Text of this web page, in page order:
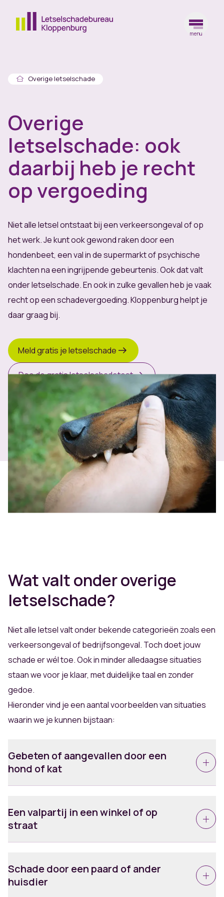
menu
Home
Overige letselschade
Overige
letselschade: ook
daarbij heb je recht
op vergoeding
Niet alle letsel ontstaat bij eenverkeersongevalof op
hetwerk. Je kunt ook gewond raken door een
hondenbeet, een val in de supermarkt of psychische
klachten na een ingrijpende gebeurtenis. Ook dat valt
onder letselschade. En ook in zulke gevallen heb je vaak
recht op een schadevergoeding. Kloppenburg helpt je
daar graag bij.
Meld gratis je letselschade
Doe de gratis letselschadetest
Wat valt onder overige
letselschade?
Niet alle letsel valt onder bekende categorieën zoals een
verkeersongeval of bedrijfsongeval. Toch doet jouw
schade er wél toe. Ook in minder alledaagse situaties
staan we voor je klaar, met duidelijke taal en zonder
gedoe.
Hieronder vind je een aantal voorbeelden van situaties
waarin we je kunnen bijstaan:
Gebeten of aangevallen door een
hond of kat
zowel lichamelijk als emotioneel. De eigenaar van
het dier is meestal aansprakelijk. Wij helpen je om je
Een valpartij in een winkel of op
straat
waarschuwingsbord? Of struikelde je over een
losse stoeptegel? Als iemand anders aansprakelijk
Schade door een paard of ander
huisdier